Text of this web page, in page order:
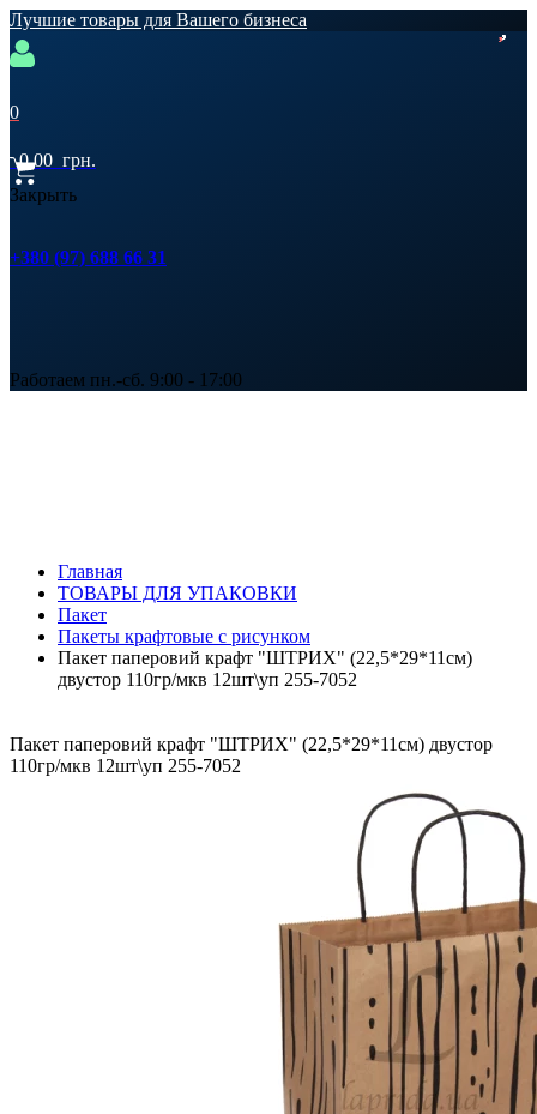
Лучшие товары для Вашего бизнеса
0
0,00 грн.
Закрыть
+380 (97) 688 66 31
Работаем пн.-сб. 9:00 - 17:00
Главная
ТОВАРЫ ДЛЯ УПАКОВКИ
Пакет
Пакеты крафтовые с рисунком
Пакет паперовий крафт "ШТРИХ" (22,5*29*11см)
двустор 110гр/мкв 12шт\уп 255-7052
Пакет паперовий крафт "ШТРИХ" (22,5*29*11см) двустор
110гр/мкв 12шт\уп 255-7052